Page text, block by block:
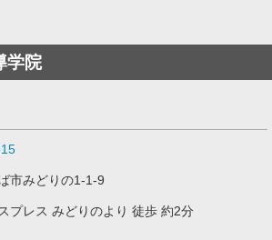
学院
市みどりの1-1-9
プレス みどりのより 徒歩 約2分